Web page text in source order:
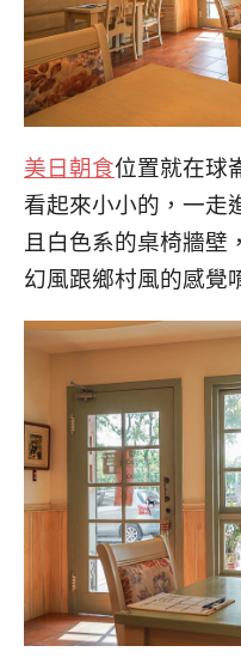
美日朝食位置就在球
看起來小小的，一走
且白色系的桌椅牆壁
幻風跟鄉村風的感覺